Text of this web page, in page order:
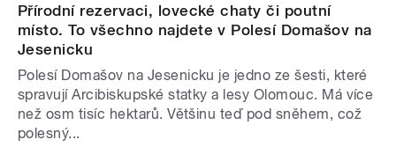
Přírodní rezervaci, lovecké chaty či poutní
místo. To všechno najdete v Polesí Domašov na
Jesenicku
Polesí Domašov na Jesenicku je jedno ze šesti, které
spravují Arcibiskupské statky a lesy Olomouc. Má více
než osm tisíc hektarů. Většinu teď pod sněhem, což
polesný...